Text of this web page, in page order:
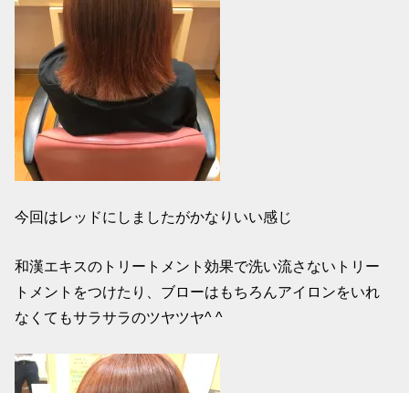
今回はレッドにしましたがかなりいい感じ
和漢エキスのトリートメント効果で洗い流さないトリー
トメントをつけたり、ブローはもちろんアイロンをいれ
なくてもサラサラのツヤツヤ^ ^